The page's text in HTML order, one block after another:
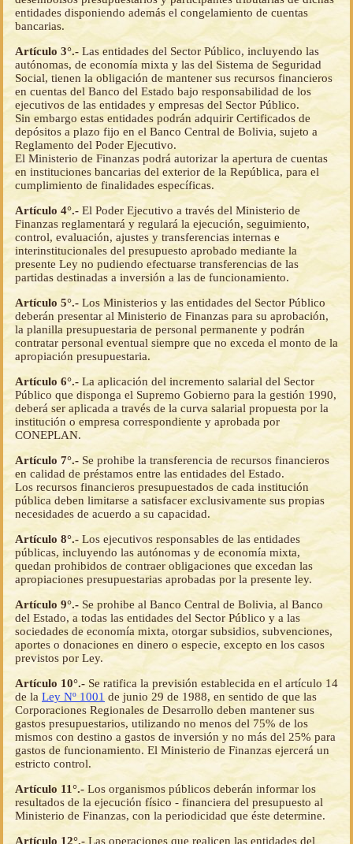
entidades disponiendo además el congelamiento de cuentas
bancarias.
Artículo 3°.- Las entidades del Sector Público, incluyendo las
autónomas, de economía mixta y las del Sistema de Seguridad
Social, tienen la obligación de mantener sus recursos financieros
en cuentas del Banco del Estado bajo responsabilidad de los
ejecutivos de las entidades y empresas del Sector Público.
Sin embargo estas entidades podrán adquirir Certificados de
depósitos a plazo fijo en el Banco Central de Bolivia, sujeto a
Reglamento del Poder Ejecutivo.
El Ministerio de Finanzas podrá autorizar la apertura de cuentas
en instituciones bancarias del exterior de la República, para el
cumplimiento de finalidades específicas.
Artículo 4°.- El Poder Ejecutivo a través del Ministerio de
Finanzas reglamentará y regulará la ejecución, seguimiento,
control, evaluación, ajustes y transferencias internas e
interinstitucionales del presupuesto aprobado mediante la
presente Ley no pudiendo efectuarse transferencias de las
partidas destinadas a inversión a las de funcionamiento.
Artículo 5°.- Los Ministerios y las entidades del Sector Público
deberán presentar al Ministerio de Finanzas para su aprobación,
la planilla presupuestaria de personal permanente y podrán
contratar personal eventual siempre que no exceda el monto de la
apropiación presupuestaria.
Artículo 6°.- La aplicación del incremento salarial del Sector
Público que disponga el Supremo Gobierno para la gestión 1990,
deberá ser aplicada a través de la curva salarial propuesta por la
institución o empresa correspondiente y aprobada por
CONEPLAN.
Artículo 7°.- Se prohibe la transferencia de recursos financieros
en calidad de préstamos entre las entidades del Estado.
Los recursos financieros presupuestados de cada institución
pública deben limitarse a satisfacer exclusivamente sus propias
necesidades de acuerdo a su capacidad.
Artículo 8°.- Los ejecutivos responsables de las entidades
públicas, incluyendo las autónomas y de economía mixta,
quedan prohibidos de contraer obligaciones que excedan las
apropiaciones presupuestarias aprobadas por la presente ley.
Artículo 9°.- Se prohibe al Banco Central de Bolivia, al Banco
del Estado, a todas las entidades del Sector Público y a las
sociedades de economía mixta, otorgar subsidios, subvenciones,
aportes o donaciones en dinero o especie, excepto en los casos
previstos por Ley.
Artículo 10°.- Se ratifica la previsión establecida en el artículo 14
de la Ley Nº 1001 de junio 29 de 1988, en sentido de que las
Corporaciones Regionales de Desarrollo deben mantener sus
gastos presupuestarios, utilizando no menos del 75% de los
mismos con destino a gastos de inversión y no más del 25% para
gastos de funcionamiento. El Ministerio de Finanzas ejercerá un
estricto control.
Artículo 11°.- Los organismos públicos deberán informar los
resultados de la ejecución físico - financiera del presupuesto al
Ministerio de Finanzas, con la periodicidad que éste determine.
Artículo 12°.- Las operaciones que realicen las entidades del